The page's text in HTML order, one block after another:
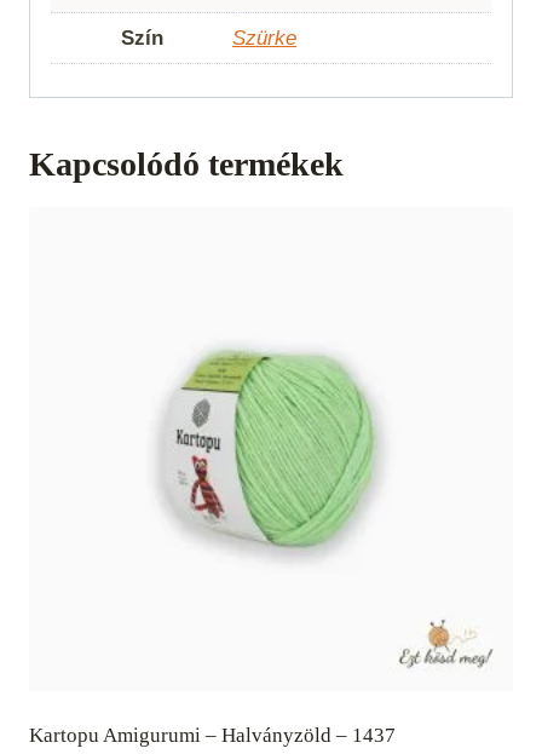
Szín Szürke
Kapcsolódó termékek
Kartopu Amigurumi – Halványzöld – 1437